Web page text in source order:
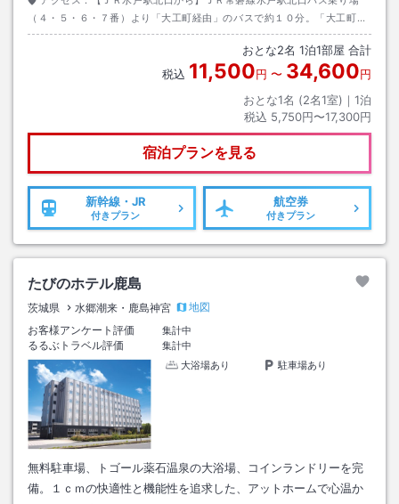
（４・５・６・７番）より「大工町経由」のバスで約１０分。「大工町」
で下車すると目の前がホテルです。平日昼間約５分に１本運行していま
おとな2名 1泊1部屋 合計
税込 11,500円 〜 34,600円
おとな1名 (2名1室)｜ 1泊
税込 5,750円〜17,300円
宿泊プランを見る
新幹線・JR
付きプラン
航空券
付きプラン
たびのホテル鹿島
茨城県 水郷潮来・鹿島神宮
地図
お客様アンケート評価
集計中
るるぶトラベル評価
集計中
大浴場あり
駐車場あり
無料駐車場、トゴール薬石温泉の大浴場、コインランドリーを完
備。１ｃｍの快適性と機能性を追求した、アットホームで心温か